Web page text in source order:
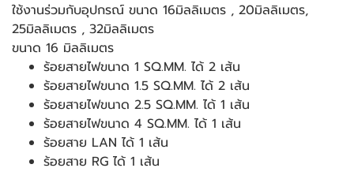
ใช้งานร่วมกับอุปกรณ์ ขนาด 16มิลลิเมตร , 20มิลลิเมตร,
25มิลลิเมตร , 32มิลลิเมตร
ขนาด 16 มิลลิเมตร
ร้อยสายไฟขนาด 1 SQ.MM. ได้ 2 เส้น
ร้อยสายไฟขนาด 1.5 SQ.MM. ได้ 2 เส้น
ร้อยสายไฟขนาด 2.5 SQ.MM. ได้ 1 เส้น
ร้อยสายไฟขนาด 4 SQ.MM. ได้ 1 เส้น
ร้อยสาย LAN ได้ 1 เส้น
ร้อยสาย RG ได้ 1 เส้น